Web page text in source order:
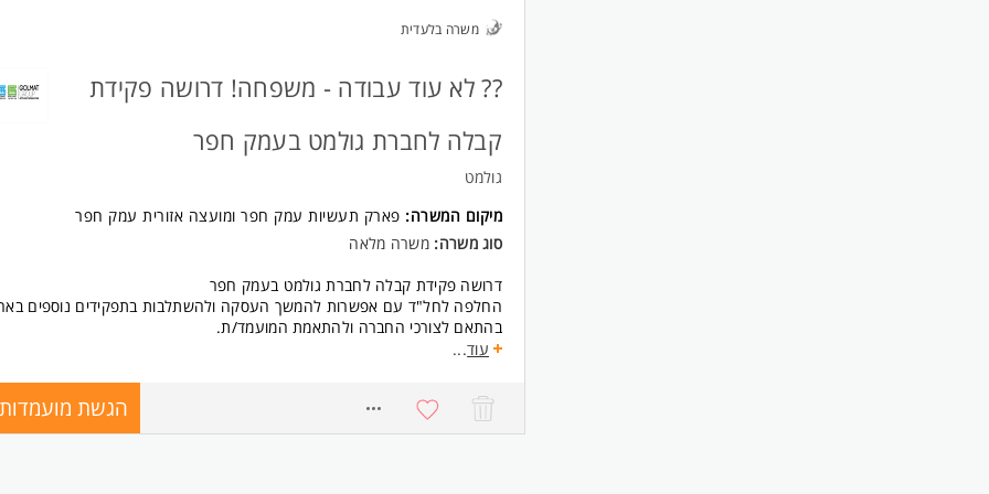
יתרון - היכרות/השכלה בעולם הבניין/אקוסטיקה המשרה מיועדת לנשים ולגברים
משרה בלעדית
?? לא עוד עבודה - משפחה! דרושה פקידת
קבלה לחברת גולמט בעמק חפר
גולמט
מיקום המשרה: פארק תעשיות עמק חפר ומועצה אזורית עמק חפר
סוג משרה: משרה מלאה
דרושה פקידת קבלה לחברת גולמט בעמק חפר
החלפה לחל"ד עם אפשרות להמשך העסקה ולהשתלבות בתפקידים נוספים
בהתאם לצורכי החברה ולהתאמת המועמד/ת.
?? גולמט | עמק חפר
תיאור התפקיד:
קבלת קהל ומענה טלפוני
עוד...
הגשת מועמדות